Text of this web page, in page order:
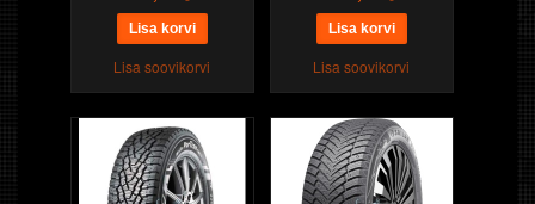
Lisa soovikorvi Lisa soovikorvi